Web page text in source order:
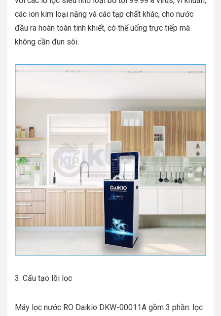
các ion kim loại nặng và các tạp chất khác, cho nước
đầu ra hoàn toàn tinh khiết, có thể uống trực tiếp mà
không cần đun sôi.
3. Cấu tạo lõi lọc
Máy lọc nước RO Daikio DKW-00011A gồm 3 phần: lọc